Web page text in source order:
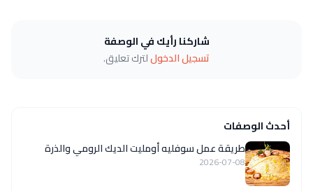
شاركنا رأيك في الوصفة
تسجيل الدخوللترك تعليق.
أحدث الوصفات
طريقة عمل سوفليه أومليت الديك الرومي والذرة
2026-07-08